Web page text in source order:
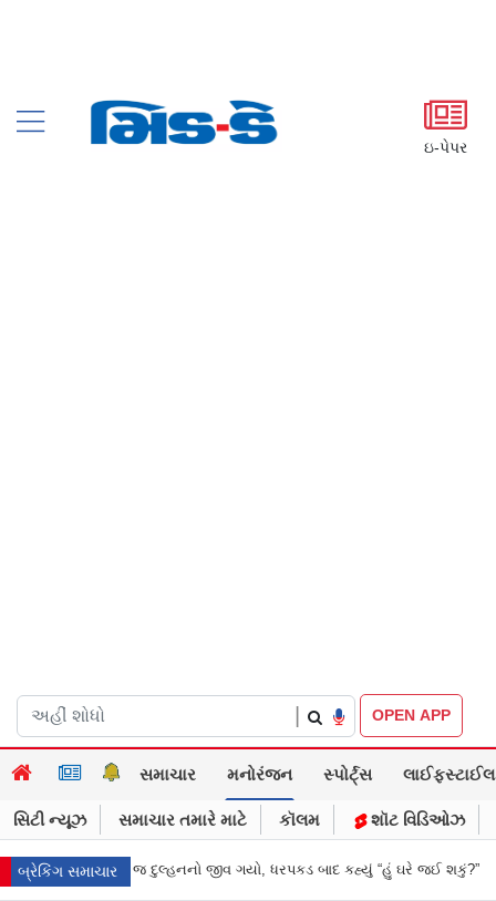
ઇ-પેપર
OPEN APP
સમાચાર મનોરંજન સ્પોર્ટ્સ લાઈફસ્ટાઈલ
સિટી ન્યૂઝ સમાચાર તમારે માટે કૉલમ શૉટ વિડિઓઝ
બ્રેકિંગ સમાચાર
ધરપકડ બાદ કહ્યું “હું ઘરે જઈ શકું?” ‘હું બાબા બાગેશ્વર નથી...’: IIT દિલ્હીમાં